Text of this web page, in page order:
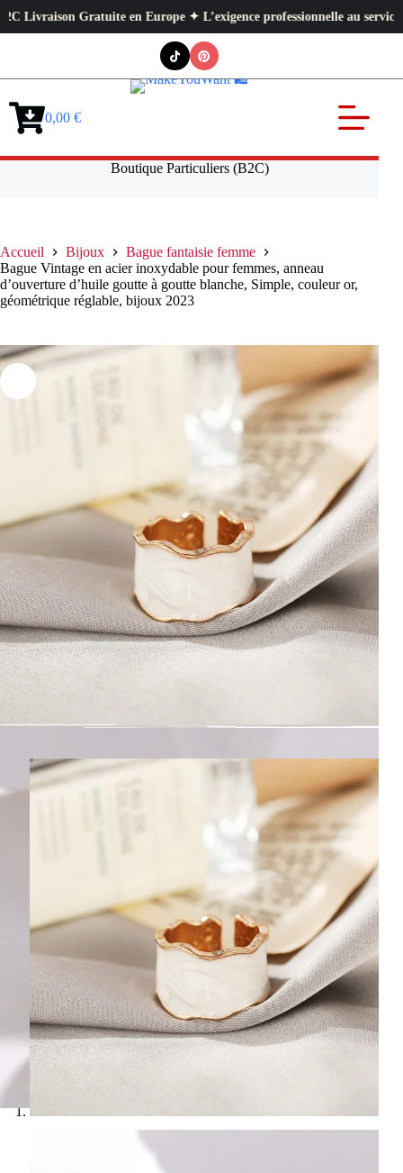
Gratuite en Europe ✦ L’exigence professionnelle au service de
Panier0,00 €
Boutique Particuliers (B2C)
Accueil Bijoux
Bague fantaisie femme
Bague Vintage en acier inoxydable pour femmes, anneau
d’ouverture d’huile goutte à goutte blanche, Simple, couleur or,
géométrique réglable, bijoux 2023